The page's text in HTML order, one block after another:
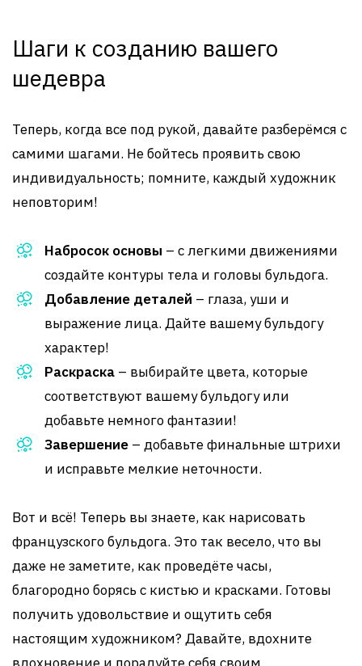
Шаги к созданию вашего
шедевра
Теперь, когда все под рукой, давайте разберёмся с
самими шагами. Не бойтесь проявить свою
индивидуальность; помните, каждый художник
неповторим!
Набросок основы – с легкими движениями
создайте контуры тела и головы бульдога.
Добавление деталей – глаза, уши и
выражение лица. Дайте вашему бульдогу
характер!
Раскраска – выбирайте цвета, которые
соответствуют вашему бульдогу или
добавьте немного фантазии!
Завершение – добавьте финальные штрихи
и исправьте мелкие неточности.
Вот и всё! Теперь вы знаете, как нарисовать
французского бульдога. Это так весело, что вы
даже не заметите, как проведёте часы,
благородно борясь с кистью и красками. Готовы
получить удовольствие и ощутить себя
настоящим художником? Давайте, вдохните